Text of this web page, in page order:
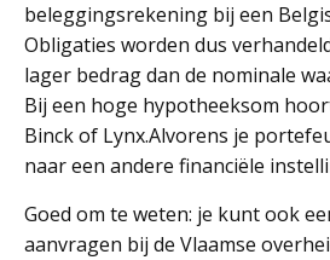
beleggingsrekening bij een
Obligaties worden dus
lager bedrag dan de nominale
Bij een hoge hypotheeksom
Binck of Lynx.Alvorens je
naar een andere financiële
Goed om te weten: je kunt ook
aanvragen bij de Vlaamse